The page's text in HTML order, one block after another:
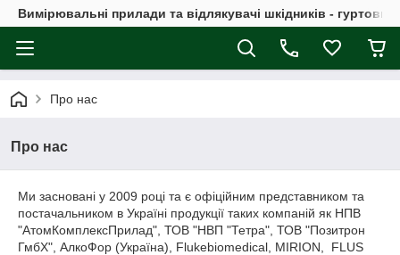
Вимірювальні прилади та відлякувачі шкідників -
Про нас
Про нас
Ми засновані у 2009 році та є офіційним представником та
постачальником в Україні продукції таких компаній як НПВ
"АтомКомплексПрилад", ТОВ "НВП "Тетра", ТОВ "Позитрон
ГмбХ", АлкоФор (Україна), Flukebiomedical, MIRION, FLUS